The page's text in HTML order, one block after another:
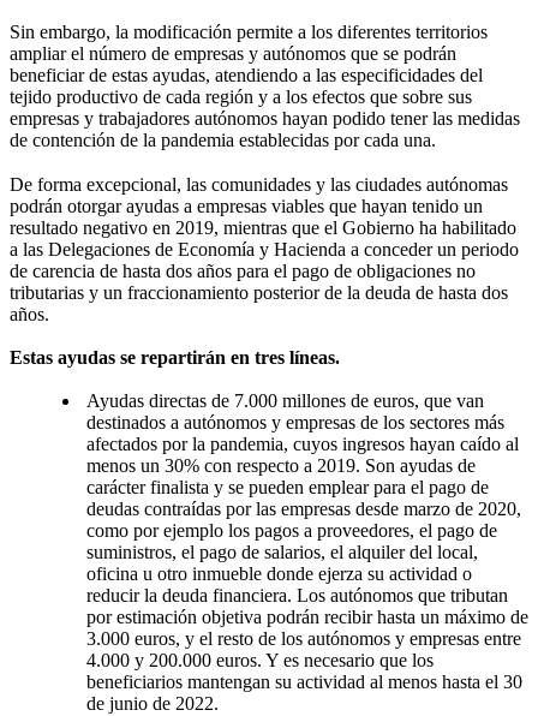
Sin embargo, la modificación permite a los diferentes territorios
ampliar el número de empresas y autónomos que se podrán
beneficiar de estas ayudas, atendiendo a las especificidades del
tejido productivo de cada región y a los efectos que sobre sus
empresas y trabajadores autónomos hayan podido tener las medidas
de contención de la pandemia establecidas por cada una.
De forma excepcional, las comunidades y las ciudades autónomas
podrán otorgar ayudas a empresas viables que hayan tenido un
resultado negativo en 2019, mientras que el Gobierno ha habilitado
a las Delegaciones de Economía y Hacienda a conceder un periodo
de carencia de hasta dos años para el pago de obligaciones no
tributarias y un fraccionamiento posterior de la deuda de hasta dos
años.
Estas ayudas se repartirán en tres líneas.
Ayudas directas de 7.000 millones de euros, que van
destinados a autónomos y empresas de los sectores más
afectados por la pandemia, cuyos ingresos hayan caído al
menos un 30% con respecto a 2019. Son ayudas de
carácter finalista y se pueden emplear para el pago de
deudas contraídas por las empresas desde marzo de 2020,
como por ejemplo los pagos a proveedores, el pago de
suministros, el pago de salarios, el alquiler del local,
oficina u otro inmueble donde ejerza su actividad o
reducir la deuda financiera. Los autónomos que tributan
por estimación objetiva podrán recibir hasta un máximo de
3.000 euros, y el resto de los autónomos y empresas entre
4.000 y 200.000 euros. Y es necesario que los
beneficiarios mantengan su actividad al menos hasta el 30
de junio de 2022.